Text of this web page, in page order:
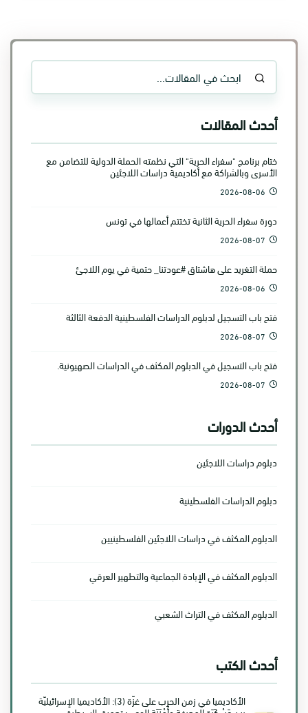
أحدث المقالات
ختام برنامج "سفراء الحرية" التي نظمته الحملة الدولية للتضامن مع
الأسرى وبالشراكة مع أكاديمية دراسات اللاجئين
2026-08-06
دورة سفراء الحرية الثانية تختتم أعمالها في تونس
2026-08-07
حملة التغريد على هاشتاق #عودتنا_ حتمية في يوم اللاجئ
2026-08-06
فتح باب التسجيل لدبلوم الدراسات الفلسطينية الدفعة الثالثة
2026-08-07
فتح باب التسجيل في الدبلوم المكثف في الدراسات الصهيونية.
2026-08-07
أحدث الدورات
دبلوم دراسات اللاجئين
دبلوم الدراسات الفلسطينية
الدبلوم المكثف في دراسات اللاجئين الفلسطينيين
الدبلوم المكثف في الإبادة الجماعية والتطهير العرقي
الدبلوم المكثف في التراث الشعبي
أحدث الكتب
الأكاديميا في زمن الحرب على غزّة (3): الأكاديميا الإسرائيليّة